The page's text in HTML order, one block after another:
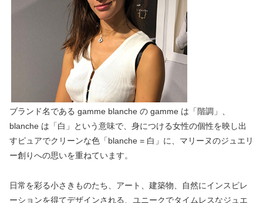
ブランド名である gamme blanche の gamme は「階調」、
blanche は「白」という意味で、身につける女性の個性を映し出
すピュアでクリーンな色「blanche = 白」に、マリーヌのジュエリ
ー創りへの思いを重ねています。
日常を彩る小さきものたち、アート、建築物、自然にインスピレ
ーションを得てデザインされる、ユニークでタイムレスなジュエ